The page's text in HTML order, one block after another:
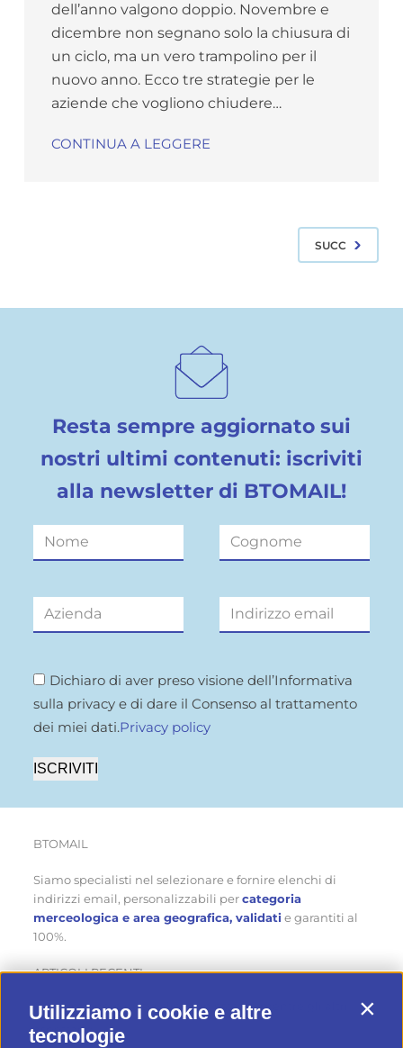
Utilizziamo i cookie e altre
tecnologie
dell’anno valgono doppio. Novembre e
dicembre non segnano solo la chiusura di
un ciclo, ma un vero trampolino per il
nuovo anno. Ecco tre strategie per le
aziende che vogliono chiudere…
CONTINUA A LEGGERE
SUCC
Resta sempre aggiornato sui
nostri ultimi contenuti: iscriviti
alla newsletter di BTOMAIL!
Dichiaro di aver preso visione dell’Informativa
sulla privacy e di dare il Consenso al trattamento
dei miei dati.Privacy policy
ISCRIVITI
BTOMAIL
Siamo specialisti nel selezionare e fornire elenchi di
indirizzi email, personalizzabili percategoria
merceologica e area geografica, validati e garantiti al
100%.
ARTICOLI RECENTI
Come ottenere nuovi clienti in estate… mentre gli altri
aspettano